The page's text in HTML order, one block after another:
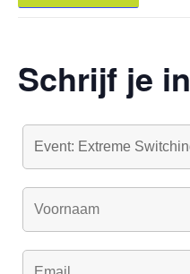
Schrijf je in